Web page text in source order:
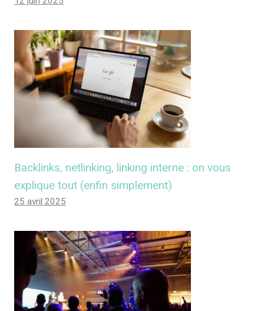
Backlinks, netlinking, linking interne : on vous
explique tout (enfin simplement)
25 avril 2025